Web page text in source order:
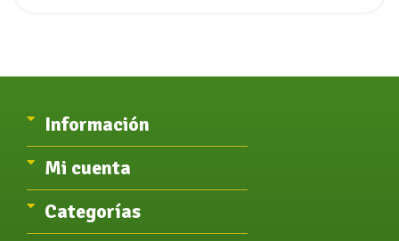
Información
Mi cuenta
Categorías